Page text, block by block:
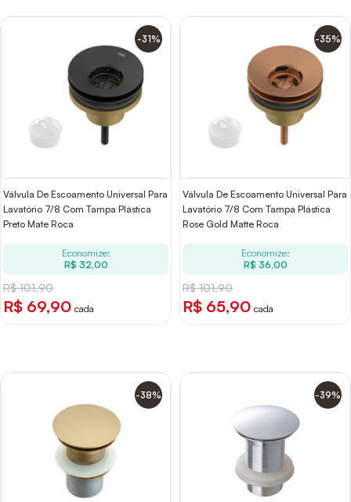
-31%
Válvula De Escoamento Universal Para
Lavatório 7/8 Com Tampa Plástica
Preto Mate Roca
Economize:
R$ 32,00
R$ 101,90
R$ 69,90 cada
-35%
Válvula De Escoamento Universal Para
Lavatório 7/8 Com Tampa Plástica
Rose Gold Matte Roca
Economize:
R$ 36,00
R$ 101,90
R$ 65,90 cada
-38% -39%